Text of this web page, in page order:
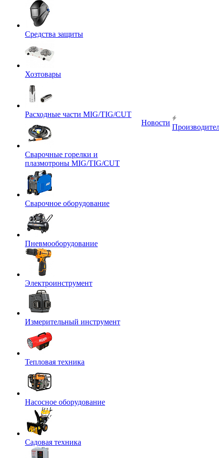
Средства защиты
Хозтовары
Расходные части MIG/TIG/CUT
Сварочные горелки и
плазмотроны MIG/TIG/CUT
Сварочное оборудование
Пневмооборудование
Электроинструмент
Измерительный инструмент
Тепловая техника
Насосное оборудование
Садовая техника
Новости